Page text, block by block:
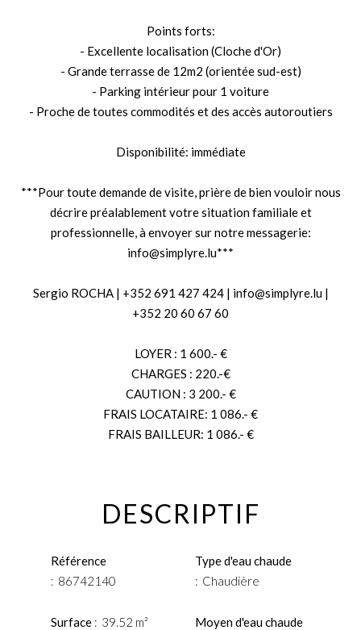
Points forts:
- Excellente localisation (Cloche d'Or)
- Grande terrasse de 12m2 (orientée sud-est)
- Parking intérieur pour 1 voiture
- Proche de toutes commodités et des accès autoroutiers
Disponibilité: immédiate
***Pour toute demande de visite, prière de bien vouloir nous
décrire préalablement votre situation familiale et
professionnelle, à envoyer sur notre messagerie:
info@simplyre.lu***
Sergio ROCHA | +352 691 427 424 | info@simplyre.lu |
+352 20 60 67 60
LOYER : 1 600.- €
CHARGES : 220.-€
CAUTION : 3 200.- €
FRAIS LOCATAIRE: 1 086.- €
FRAIS BAILLEUR: 1 086.- €
DESCRIPTIF
Référence
86742140
Surface 39.52 m²
Type d'eau chaude
Chaudière
Moyen d'eau chaude